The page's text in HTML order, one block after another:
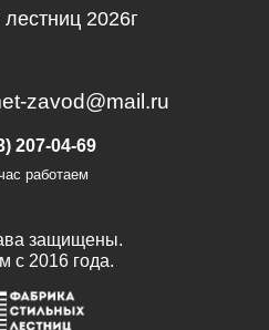
защищены.
с 2016 года.
работаем
лестниц 2026г
zavod@mail.ru
207-04-69